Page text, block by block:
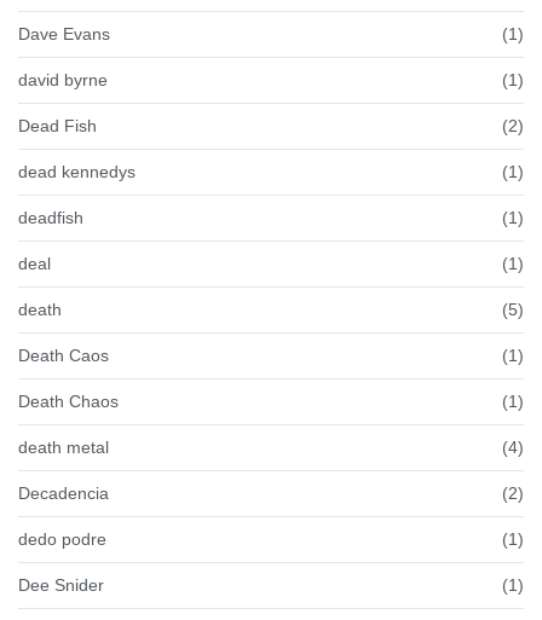
Dave Evans (1)
david byrne (1)
Dead Fish (2)
dead kennedys (1)
deadfish (1)
deal (1)
death (5)
Death Caos (1)
Death Chaos (1)
death metal (4)
Decadencia (2)
dedo podre (1)
Dee Snider (1)